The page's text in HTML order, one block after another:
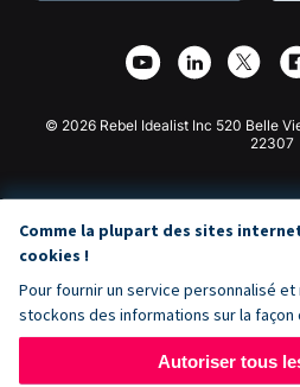
Partenariat d'affiliation
Bibliothèque
Application de don Webflow
Don Joomla
© 2026 Rebel Idealist Inc 520 Belle
22307
Comme la plupart des sites
cookies !
Pour fournir un service personnalisé
stockons des informations sur la façon
Autoriser tous